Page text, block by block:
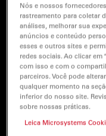
Nós e nossos
rastreamento para coletar
análises, melhorar sua
anúncios e conteúdo
esses e outros sites e
redes sociais. Ao clicar em
com isso e com o
parceiros. Você pode
qualquer momento na
inferior do nosso site.
sobre nossas práticas.
Leica Microsystems